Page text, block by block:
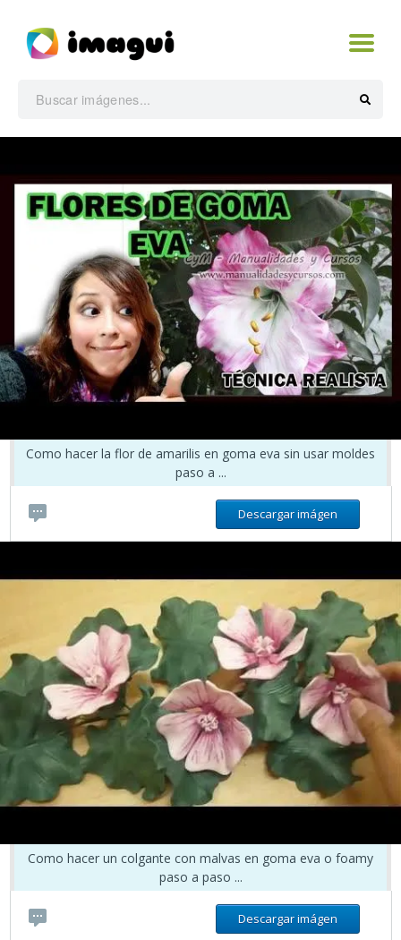
Como hacer la flor de amarilis en goma eva sin usar moldes
paso a ...
Descargar imágen
Como hacer un colgante con malvas en goma eva o foamy
paso a paso ...
Descargar imágen